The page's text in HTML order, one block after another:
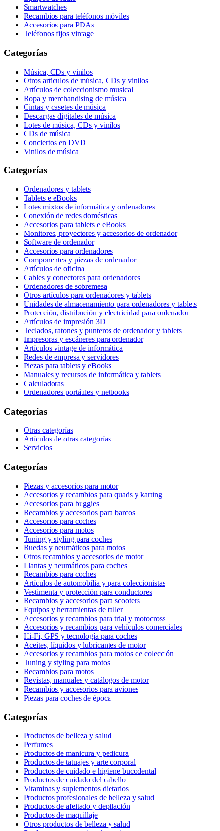
Smartwatches
Recambios para teléfonos móviles
Accesorios para PDAs
Teléfonos fijos vintage
Categorías
Música, CDs y vinilos
Otros artículos de música, CDs y vinilos
Artículos de coleccionismo musical
Ropa y merchandising de música
Cintas y casetes de música
Descargas digitales de música
Lotes de música, CDs y vinilos
CDs de música
Conciertos en DVD
Vinilos de música
Categorías
Ordenadores y tablets
Tablets e eBooks
Lotes mixtos de informática y ordenadores
Conexión de redes domésticas
Accesorios para tablets e eBooks
Monitores, proyectores y accesorios de ordenador
Software de ordenador
Accesorios para ordenadores
Componentes y piezas de ordenador
Artículos de oficina
Cables y conectores para ordenadores
Ordenadores de sobremesa
Otros artículos para ordenadores y tablets
Unidades de almacenamiento para ordenadores y tablets
Protección, distribución y electricidad para ordenador
Artículos de impresión 3D
Teclados, ratones y punteros de ordenador y tablets
Impresoras y escáneres para ordenador
Artículos vintage de informática
Redes de empresa y servidores
Piezas para tablets y eBooks
Manuales y recursos de informática y tablets
Calculadoras
Ordenadores portátiles y netbooks
Categorías
Otras categorías
Artículos de otras categorías
Servicios
Categorías
Piezas y accesorios para motor
Accesorios y recambios para quads y karting
Accesorios para buggies
Recambios y accesorios para barcos
Accesorios para coches
Accesorios para motos
Tuning y styling para coches
Ruedas y neumáticos para motos
Otros recambios y accesorios de motor
Llantas y neumáticos para coches
Recambios para coches
Artículos de automobilia y para coleccionistas
Vestimenta y protección para conductores
Recambios y accesorios para scooters
Equipos y herramientas de taller
Accesorios y recambios para trial y motocross
Accesorios y recambios para vehículos comerciales
Hi-Fi, GPS y tecnología para coches
Aceites, líquidos y lubricantes de motor
Accesorios y recambios para motos de colección
Tuning y styling para motos
Recambios para motos
Revistas, manuales y catálogos de motor
Recambios y accesorios para aviones
Piezas para coches de época
Categorías
Productos de belleza y salud
Perfumes
Productos de manicura y pedicura
Productos de tatuajes y arte corporal
Productos de cuidado e higiene bucodental
Productos de cuidado del cabello
Vitaminas y suplementos dietarios
Productos profesionales de belleza y salud
Productos de afeitado y depilación
Productos de maquillaje
Otros productos de belleza y salud